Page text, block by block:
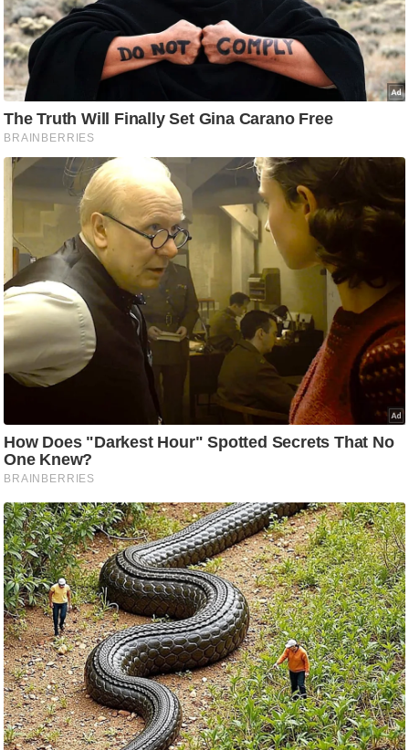
/
फै
श
न
घ
रे
लू
नु
स्खे
प
र्य
ट
न
स्थ
ल
फि
ने
स
मं
त्रा
रि
ले
श
न
शि
प
रा
ज
नी